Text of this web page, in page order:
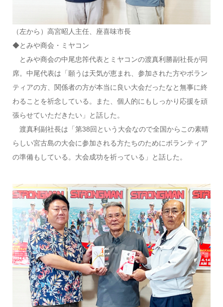
（左から）高宮昭人主任、座喜味市長
◆とみや商会・ミヤコン
とみや商会の中尾忠筰代表とミヤコンの渡真利勝副社長が同
席。中尾代表は「願うは天気が恵まれ、参加された方やボラン
ティアの方、関係者の方が本当に良い大会だったなと無事に終
わることを祈念している。また、個人的にもしっかり応援を頑
張らせていただきたい」と話した。
渡真利副社長は「第38回という大会なので全国からこの素晴
らしい宮古島の大会に参加される方たちのためにボランティア
の準備もしている。大会成功を祈っている」と話した。